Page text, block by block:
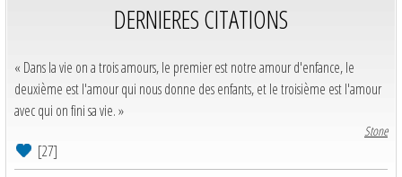
DERNIERES CITATIONS
« Dans la vie on a trois amours, le premier est notre amour d'enfance, le
deuxième est l'amour qui nous donne des enfants, et le troisième est l'amour
avec qui on fini sa vie. »
Stone
[27]